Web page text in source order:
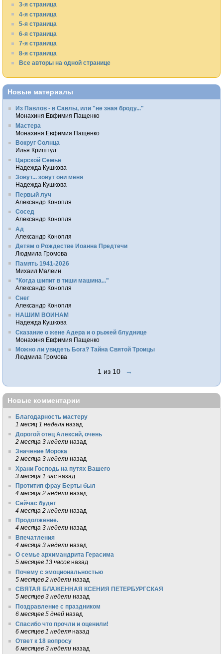
3-я страница
4-я страница
5-я страница
6-я страница
7-я страница
8-я страница
Все авторы на одной странице
Новые материалы
Из Павлов - в Савлы, или "не зная броду..."
Монахиня Евфимия Пащенко
Мастера
Монахиня Евфимия Пащенко
Вокруг Солнца
Илья Криштул
Царской Семье
Надежда Кушкова
Зовут... зовут они меня
Надежда Кушкова
Первый луч
Александр Конопля
Сосед
Александр Конопля
Ад
Александр Конопля
Детям о Рождестве Иоанна Предтечи
Людмила Громова
Память 1941-2026
Михаил Малеин
"Когда шипит в тиши машина..."
Александр Конопля
Снег
Александр Конопля
НАШИМ ВОИНАМ
Надежда Кушкова
Сказание о жене Адера и о рыжей блуднице
Монахиня Евфимия Пащенко
Можно ли увидеть Бога? Тайна Святой Троицы
Людмила Громова
1 из 10 →
Новые комментарии
Благодарность мастеру
1 месяц 1 неделя назад
Дорогой отец Алексий, очень
2 месяца 3 недели назад
Значение Морока
2 месяца 3 недели назад
Храни Господь на путях Вашего
3 месяца 1 час назад
Протитип фрау Берты был
4 месяца 2 недели назад
Сейчас будет
4 месяца 2 недели назад
Продолжение.
4 месяца 3 недели назад
Впечатления
4 месяца 3 недели назад
О семье архимандрита Герасима
5 месяцев 13 часов назад
Почему с эмоциональностью
5 месяцев 2 недели назад
СВЯТАЯ БЛАЖЕННАЯ КСЕНИЯ ПЕТЕРБУРГСКАЯ
5 месяцев 3 недели назад
Поздравление с праздником
6 месяцев 5 дней назад
Спасибо что прочли и оценили!
6 месяцев 1 неделя назад
Ответ к 18 вопросу
6 месяцев 3 недели назад